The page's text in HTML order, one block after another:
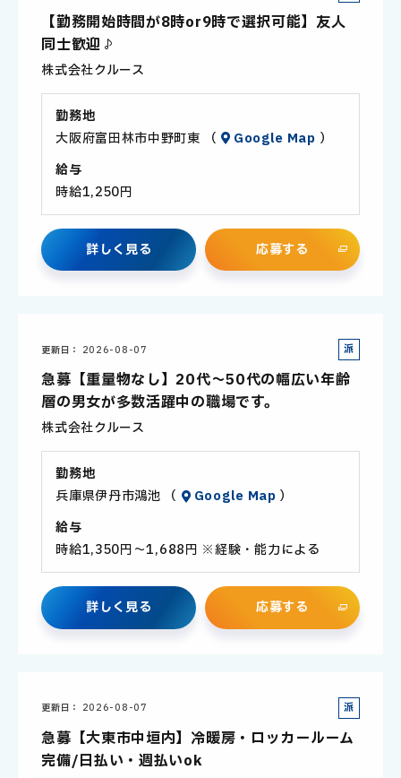
社
【勤務開始時間が8時or9時で選択可能】友人
同士歓迎♪
株式会社クルース
勤務地
大阪府富田林市中野町東 （
Google Map ）
給与
時給1,250円
詳しく見る 応募する
更新日 2026-08-07
派
遣
社
急募【重量物なし】20代～50代の幅広い年齢
層の男女が多数活躍中の職場です。
株式会社クルース
勤務地
兵庫県伊丹市鴻池 （
Google Map ）
給与
時給1,350円～1,688円 ※経験・能力による
詳しく見る 応募する
更新日 2026-08-07
派
社
急募【大東市中垣内】冷暖房・ロッカールーム
完備/日払い・週払いok